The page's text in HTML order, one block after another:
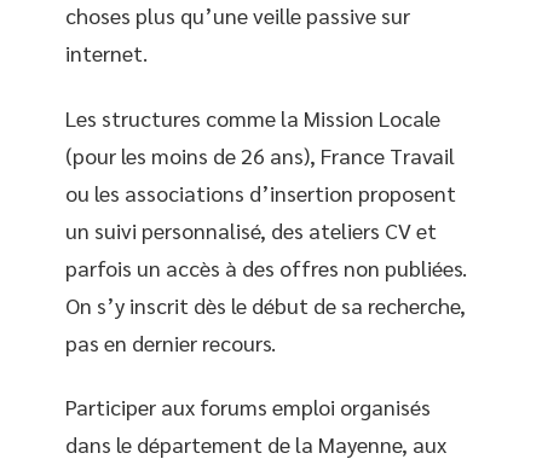
choses plus qu’une veille passive sur
internet.
Les structures comme la Mission Locale
(pour les moins de 26 ans), France Travail
ou les associations d’insertion proposent
un suivi personnalisé, des ateliers CV et
parfois un accès à des offres non publiées.
On s’y inscrit dès le début de sa recherche,
pas en dernier recours.
Participer aux forums emploi organisés
dans le département de la Mayenne, aux